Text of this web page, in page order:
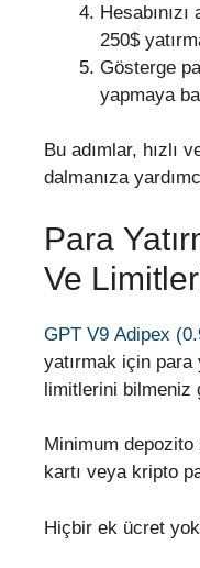
250$
Gösterge
yapmaya
Bu adımlar, hızlı
dalmanıza
Para
Ve
GPT V9 Adipex
yatırmak için para
limitlerini bilmeniz
Minimum depozito
kartı veya kripto
Hiçbir ek ücret